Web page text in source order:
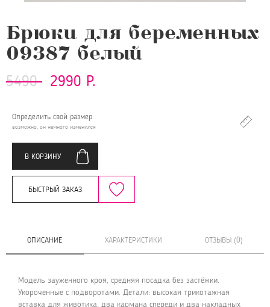
Брюки для беременных
09387 белый
5490 2990 Р.
Определить свой размер
возможно, он немного изменился
В КОРЗИНУ
БЫСТРЫЙ ЗАКАЗ
ОПИСАНИЕ ХАРАКТЕРИСТИКИ ОТЗЫВЫ (0)
Модель зауженного кроя, средняя посадка без застёжки.
Укороченные с подворотами. Детали: высокая трикотажная
вставка для животика, два кармана спереди и два накладных